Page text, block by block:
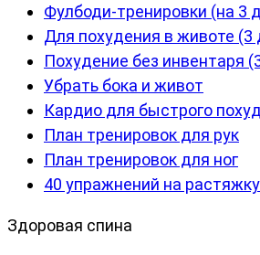
Фулбоди-тренировки (на 3
Для похудения в животе (3
Похудение без инвентаря
Убрать бока и живот
Кардио для быстрого
План тренировок для рук
План тренировок для ног
40 упражнений на растяжку
Здоровая спина